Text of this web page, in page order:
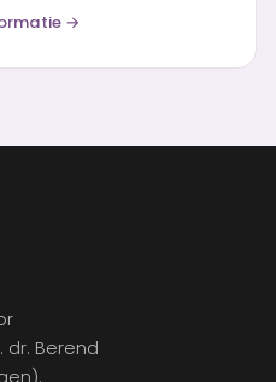
→
dr. Berend